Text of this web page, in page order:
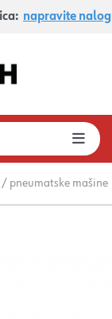
napravite nalog
pneumatske mašine